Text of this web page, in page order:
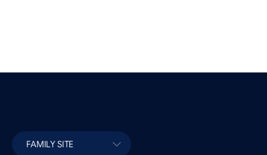
FAMILY SITE